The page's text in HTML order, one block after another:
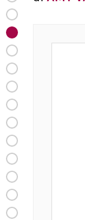
LIBRI
Calendario
FAQ